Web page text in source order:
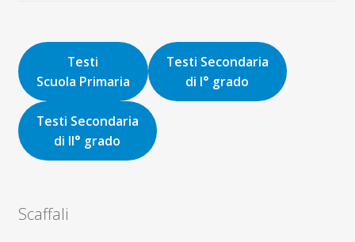
Testi
Scuola Primaria
Testi Secondaria
di I° grado
Testi Secondaria
di II° grado
Scaffali